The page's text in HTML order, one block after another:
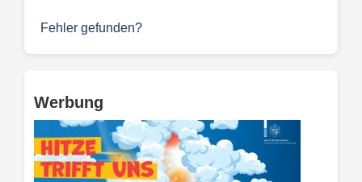
Fehler gefunden?
Werbung